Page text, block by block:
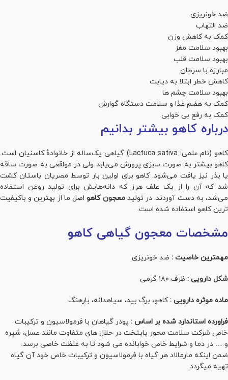
ضد خونریزی
ضد التهاب
کمک به کاهش وزن
بهبود سلامت مغز
بهبود سلامت قلب
مبارزه با سرطان
کاهش خطر ابتلا به دیابت
بهبود سلامت چشم ها
کمک به هضم غذا و سلامت دستگاه گوارش
کمک به رفع بی خوابی
درباره کاهو بیشتر بدانیم
کاهو (نام علمی: Lactuca sativa) گیاهی یک‌ساله از خانوادهٔ کاسنیان است.
کاهو بیشتر به صورت سبزی پرورش می‌یابد ولی در مواقعی به صورت ساقه
یا بذر نیز یافت می‌شود. کاهو برای اولین بار توسط مصریان باستان کشت
شد که آن را از یک علف هرز که دانه‌هایش برای تولید روغن استفاده
می‌شد، به دست آوردند. در تولیدمعجون کاهواصل ما از بهترین و باکیفیت
ترین کاهو استفاده شده است.
مشخصات معجون گیاهی کاهو
مهمترین خاصیت : ضد خونریزی
شکل دارویی : ظرف ۱۸۰ گرمی
ماده موثره دارویی :کاهو، برگ بید، سیاهدانه، بارهنگ
فراورده استاندارد شده بر اساس : پودر گیاهان با فرمولاسیون و ترکیبات
خاص شرکت سلامت محور پایتخت در حلال های متفاوت مانند عسل، شیره
و … در دما و شرایط خاص خوابانده می شود تا به غلظت خاصی برسد.
ضمن اینکه مارمالاد هر گیاه با فرمولاسیون و ترکیبات خاص خود آن گیاه
تهیه میگردد.